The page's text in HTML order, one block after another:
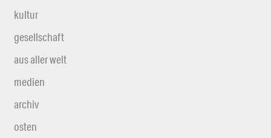
kultur
gesellschaft
aus aller welt
medien
archiv
osten